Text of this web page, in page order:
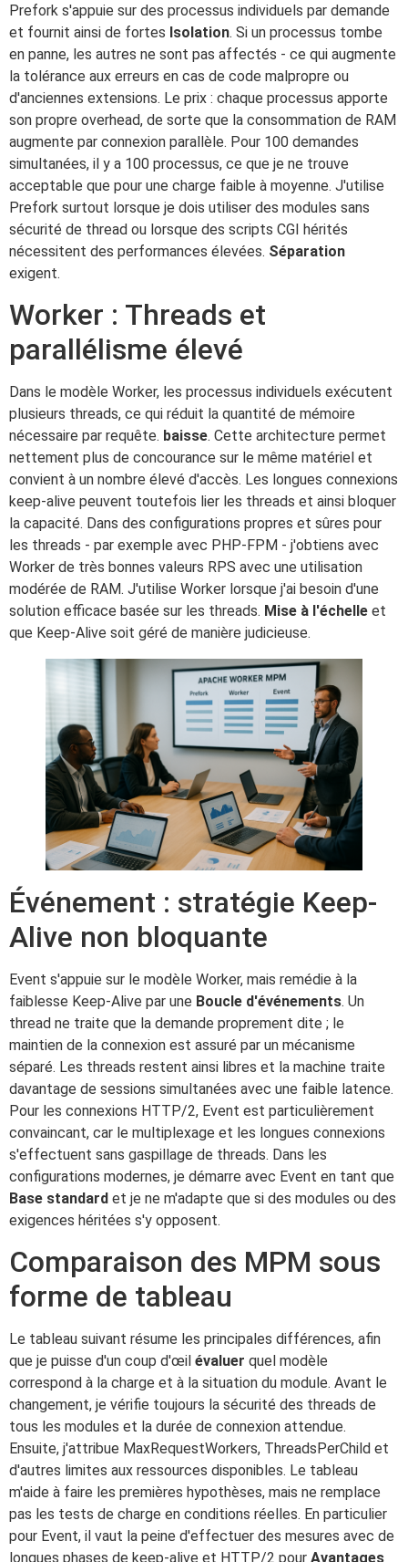
Prefork s'appuie sur des processus individuels par demande
et fournit ainsi de fortes Isolation. Si un processus tombe
en panne, les autres ne sont pas affectés - ce qui augmente
la tolérance aux erreurs en cas de code malpropre ou
d'anciennes extensions. Le prix : chaque processus apporte
son propre overhead, de sorte que la consommation de RAM
augmente par connexion parallèle. Pour 100 demandes
simultanées, il y a 100 processus, ce que je ne trouve
acceptable que pour une charge faible à moyenne. J'utilise
Prefork surtout lorsque je dois utiliser des modules sans
sécurité de thread ou lorsque des scripts CGI hérités
nécessitent des performances élevées. Séparation
exigent.
Worker : Threads et
parallélisme élevé
Dans le modèle Worker, les processus individuels exécutent
plusieurs threads, ce qui réduit la quantité de mémoire
nécessaire par requête. baisse. Cette architecture permet
nettement plus de concourance sur le même matériel et
convient à un nombre élevé d'accès. Les longues connexions
keep-alive peuvent toutefois lier les threads et ainsi bloquer
la capacité. Dans des configurations propres et sûres pour
les threads - par exemple avec PHP-FPM - j'obtiens avec
Worker de très bonnes valeurs RPS avec une utilisation
modérée de RAM. J'utilise Worker lorsque j'ai besoin d'une
solution efficace basée sur les threads. Mise à l'échelle et
que Keep-Alive soit géré de manière judicieuse.
Événement : stratégie Keep-
Alive non bloquante
Event s'appuie sur le modèle Worker, mais remédie à la
faiblesse Keep-Alive par une Boucle d'événements. Un
thread ne traite que la demande proprement dite ; le
maintien de la connexion est assuré par un mécanisme
séparé. Les threads restent ainsi libres et la machine traite
davantage de sessions simultanées avec une faible latence.
Pour les connexions HTTP/2, Event est particulièrement
convaincant, car le multiplexage et les longues connexions
s'effectuent sans gaspillage de threads. Dans les
configurations modernes, je démarre avec Event en tant que
Base standard et je ne m'adapte que si des modules ou des
exigences héritées s'y opposent.
Comparaison des MPM sous
forme de tableau
Le tableau suivant résume les principales différences, afin
que je puisse d'un coup d'œil évaluer quel modèle
correspond à la charge et à la situation du module. Avant le
changement, je vérifie toujours la sécurité des threads de
tous les modules et la durée de connexion attendue.
Ensuite, j'attribue MaxRequestWorkers, ThreadsPerChild et
d'autres limites aux ressources disponibles. Le tableau
m'aide à faire les premières hypothèses, mais ne remplace
pas les tests de charge en conditions réelles. En particulier
pour Event, il vaut la peine d'effectuer des mesures avec de
longues phases de keep-alive et HTTP/2 pour Avantages